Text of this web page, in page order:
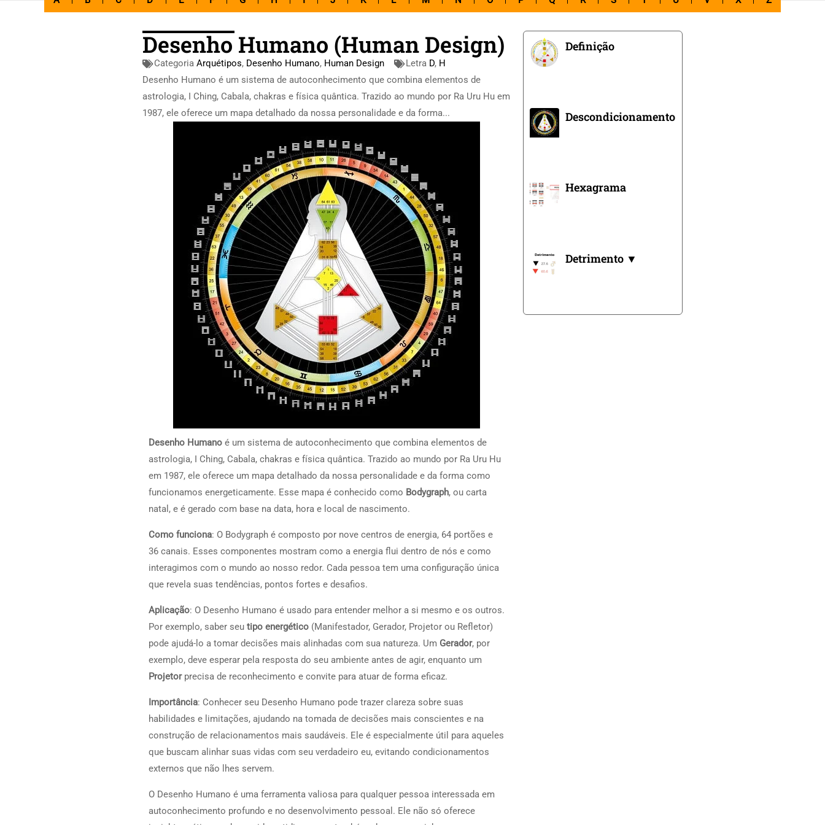
Desenho Humano (Human Design)
Categoria Arquétipos, Desenho Humano, Human Design Letra D, H
Desenho Humano é um sistema de autoconhecimento que combina elementos de
astrologia, I Ching, Cabala, chakras e física quântica. Trazido ao mundo por Ra Uru Hu em
1987, ele oferece um mapa detalhado da nossa personalidade e da forma...
Desenho Humano é um sistema de autoconhecimento que combina elementos de
astrologia, I Ching, Cabala, chakras e física quântica. Trazido ao mundo por Ra Uru Hu
em 1987, ele oferece um mapa detalhado da nossa personalidade e da forma como
funcionamos energeticamente. Esse mapa é conhecido como Bodygraph, ou carta
natal, e é gerado com base na data, hora e local de nascimento.
Como funciona: O Bodygraph é composto por nove centros de energia, 64 portões e
36 canais. Esses componentes mostram como a energia flui dentro de nós e como
interagimos com o mundo ao nosso redor. Cada pessoa tem uma configuração única
que revela suas tendências, pontos fortes e desafios.
Aplicação: O Desenho Humano é usado para entender melhor a si mesmo e os outros.
Por exemplo, saber seu tipo energético (Manifestador, Gerador, Projetor ou Refletor)
pode ajudá-lo a tomar decisões mais alinhadas com sua natureza. Um Gerador, por
exemplo, deve esperar pela resposta do seu ambiente antes de agir, enquanto um
Projetorprecisa de reconhecimento e convite para atuar de forma eficaz.
Importância: Conhecer seu Desenho Humano pode trazer clareza sobre suas
habilidades e limitações, ajudando na tomada de decisões mais conscientes e na
construção de relacionamentos mais saudáveis. Ele é especialmente útil para aqueles
que buscam alinhar suas vidas com seu verdadeiro eu, evitando condicionamentos
externos que não lhes servem.
O Desenho Humano é uma ferramenta valiosa para qualquer pessoa interessada em
autoconhecimento profundo e no desenvolvimento pessoal. Ele não só oferece
Definição
Descondicionamento
Hexagrama
Detrimento ▼